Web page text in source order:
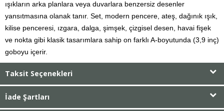
ışıkların arka planlara veya duvarlara benzersiz desenler
yansıtmasına olanak tanır. Set, modern pencere, ateş, dağınık ışık,
kilise penceresi, ızgara, dalga, şimşek, çizgisel desen, havai fişek
ve nokta gibi klasik tasarımlara sahip on farklı A-boyutunda (3,9 inç)
goboyu içerir.
Taksit Seçenekleri
İade Şartları